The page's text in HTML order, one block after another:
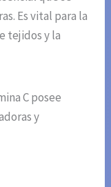
Es vital para la
tejidos y la
C posee
y